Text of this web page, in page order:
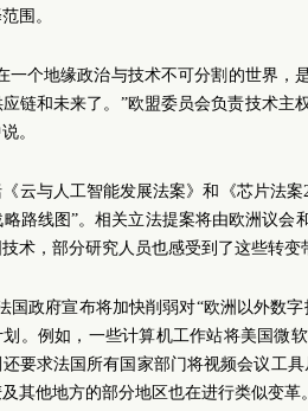
围。
一个地缘政治与技术不可分割的世界，
链和未来了。”欧盟委员会负责技术主
。
云与人工智能发展法案》和《芯片法
路线图”。相关立法提案将由欧洲议会
术，部分研究人员也感受到了这些转变
国政府宣布将加快削弱对“欧洲以外数
。例如，一些计算机工作站将美国微
要求法国所有国家部门将视频会议工
其他地方的部分地区也在进行类似变革。